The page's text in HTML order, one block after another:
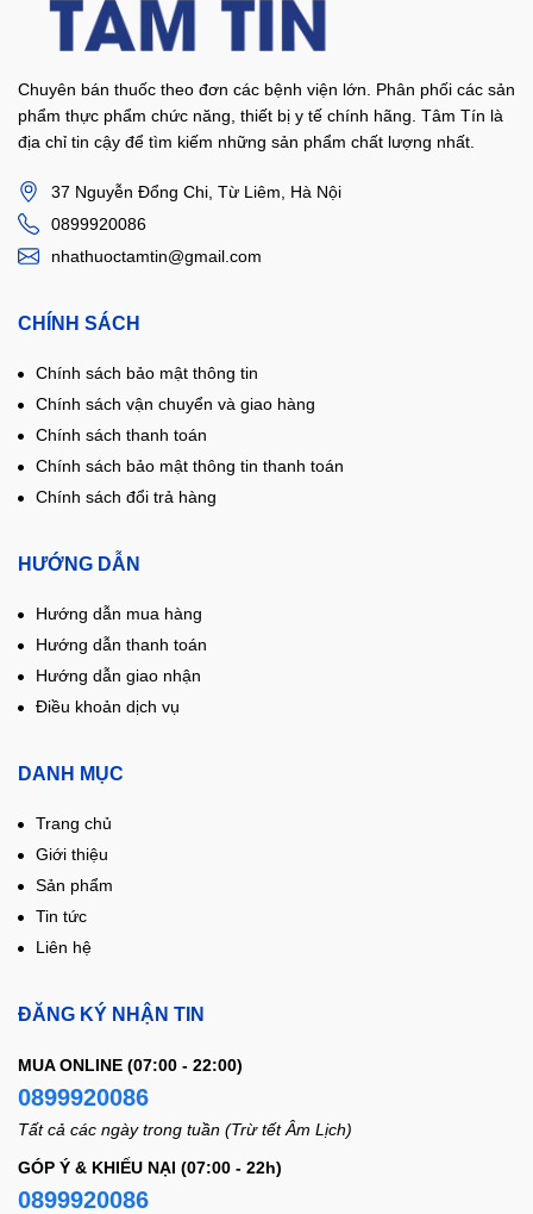
Chuyên bán thuốc theo đơn các bệnh viện lớn. Phân phối các sản
phẩm thực phẩm chức năng, thiết bị y tế chính hãng. Tâm Tín là
địa chỉ tin cậy để tìm kiếm những sản phẩm chất lượng nhất.
37 Nguyễn Đổng Chi, Từ Liêm, Hà Nội
0899920086
nhathuoctamtin@gmail.com
CHÍNH SÁCH
Chính sách bảo mật thông tin
Chính sách vận chuyển và giao hàng
Chính sách thanh toán
Chính sách bảo mật thông tin thanh toán
Chính sách đổi trả hàng
HƯỚNG DẪN
Hướng dẫn mua hàng
Hướng dẫn thanh toán
Hướng dẫn giao nhận
Điều khoản dịch vụ
DANH MỤC
Trang chủ
Giới thiệu
Sản phẩm
Tin tức
Liên hệ
ĐĂNG KÝ NHẬN TIN
MUA ONLINE (07:00 - 22:00)
0899920086
Tất cả các ngày trong tuần (Trừ tết Âm Lịch)
GÓP Ý & KHIẾU NẠI (07:00 - 22h)
0899920086